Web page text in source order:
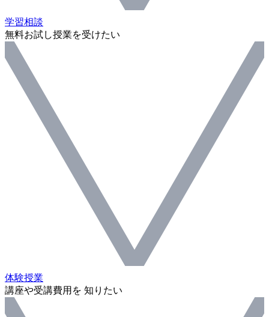
学習相談
無料お試し授業を受けたい
体験授業
講座や受講費用を 知りたい